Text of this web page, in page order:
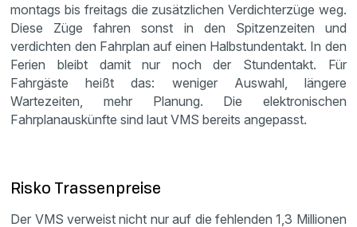
montags bis freitags die zusätzlichen Verdichterzüge weg.
Diese Züge fahren sonst in den Spitzenzeiten und
verdichten den Fahrplan auf einen Halbstundentakt. In den
Ferien bleibt damit nur noch der Stundentakt. Für
Fahrgäste heißt das: weniger Auswahl, längere
Wartezeiten, mehr Planung. Die elektronischen
Fahrplanauskünfte sind laut VMS bereits angepasst.
Risko Trassenpreise
Der VMS verweist nicht nur auf die fehlenden 1,3 Millionen